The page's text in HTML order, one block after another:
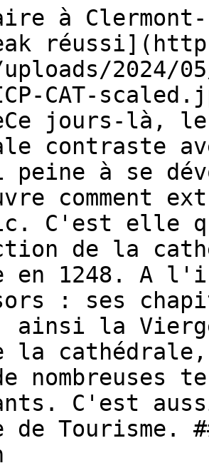
à
uploads/
CAT-
jours-là,
contraste
à se
C'est elle
de la
en 1248. A
: ses
ainsi la
la
nombreuses
C'est
Tourisme.